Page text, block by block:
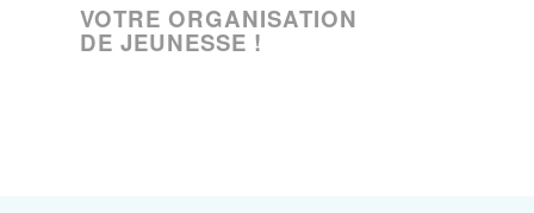
VOTRE ORGANISATION
DE JEUNESSE !